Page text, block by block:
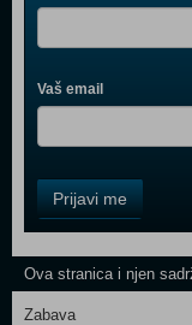
Vaš email
Field
One
Prijavi me
Ova stranica i njen
Zabava